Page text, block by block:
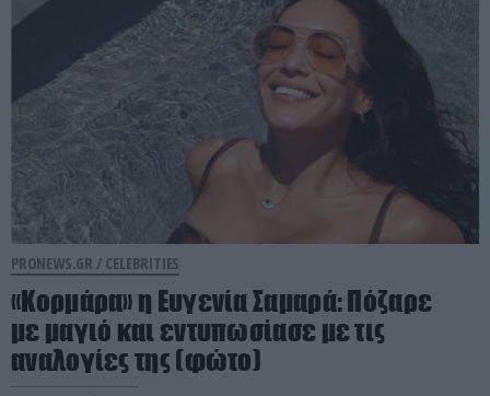
PRONEWS.GR / CELEBRITIES
«Κορμάρα» η Ευγενία Σαμαρά: Πόζαρε
με μαγιό και εντυπωσίασε με τις
αναλογίες της (φώτο)